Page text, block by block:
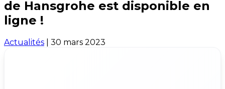
de Hansgrohe est disponible en
ligne !
Actualités 30 mars 2023